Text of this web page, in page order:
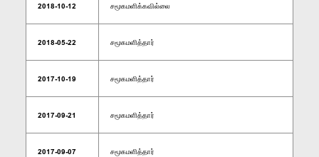
2018-10-12 சமூகமளிக்கவில்லை
2018-05-22 சமூகமளித்தார்
2017-10-19 சமூகமளித்தார்
2017-09-21 சமூகமளித்தார்
2017-09-07 சமூகமளித்தார்